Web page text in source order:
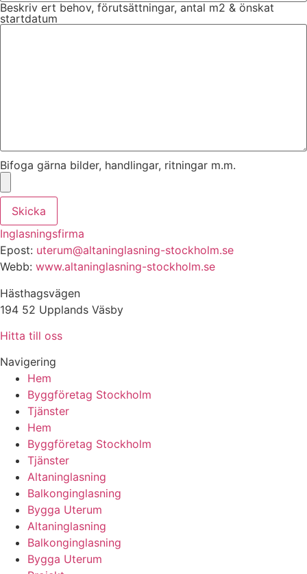
Beskriv ert behov, förutsättningar, antal m2 & önskat
startdatum
Bifoga gärna bilder, handlingar, ritningar m.m.
Skicka
Inglasningsfirma
Epost: uterum@altaninglasning-stockholm.se
Webb: www.altaninglasning-stockholm.se
Hästhagsvägen
194 52 Upplands Väsby
Hitta till oss
Navigering
Hem
Byggföretag Stockholm
Tjänster
Hem
Byggföretag Stockholm
Tjänster
Altaninglasning
Balkonginglasning
Bygga Uterum
Altaninglasning
Balkonginglasning
Bygga Uterum